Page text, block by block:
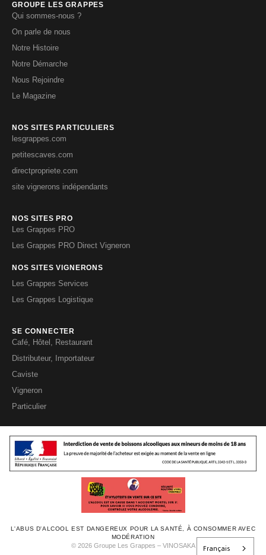
GROUPE LES GRAPPES
Qui sommes-nous ?
On parle de nous
Notre Histoire
Notre Démarche
Nous Rejoindre
Le Magazine
NOS SITES PARTICULIERS
lesgrappes.com
petitescaves.com
directpropriete.com
site vignerons indépendants
NOS SITES PRO
Les Grappes PRO
Les Grappes PRO Direct Vigneron
NOS SITES VIGNERONS
Les Grappes Services
Les Grappes Logistique
SE CONNECTER
Café, Hôtel, Restaurant
Distributeur, Importateur
Caviste
Vigneron
Particulier
L'ABUS D'ALCOOL EST DANGEREUX POUR LA SANTÉ, À CONSOMMER AVEC
MODÉRATION
© 2026 Groupe Les Grappes – VINOSAKA Français